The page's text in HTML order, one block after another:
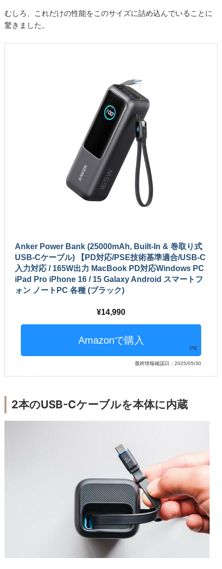
むしろ、これだけの性能をこのサイズに詰め込んでいることに
驚きました。
Anker Power Bank (25000mAh, Built-In & 巻取り式
USB-Cケーブル) 【PD対応/PSE技術基準適合/USB-C
入力対応 / 165W出力 MacBook PD対応Windows PC
iPad Pro iPhone 16 / 15 Galaxy Android スマートフ
ォン ノートPC 各種 (ブラック)
14,990
PR
最終情報確認日：2025/05/30
2本のUSB-Cケーブルを本体に内蔵